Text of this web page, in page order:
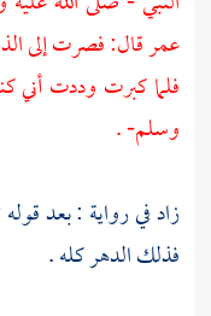
عمر قال: فصرت إلى
فلما كبرت وددت أني
وسلم- .
زاد في رواية : بعد
فذلك الدهر كله .